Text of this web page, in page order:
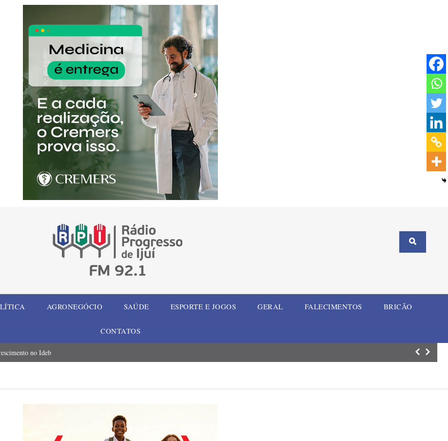
AGRONEGÓCIO SAÚDE ESPORTE E JOGOS GERAL FALECIMENTOS BRICÃO
CONTATOS
no Ideb Capotamento